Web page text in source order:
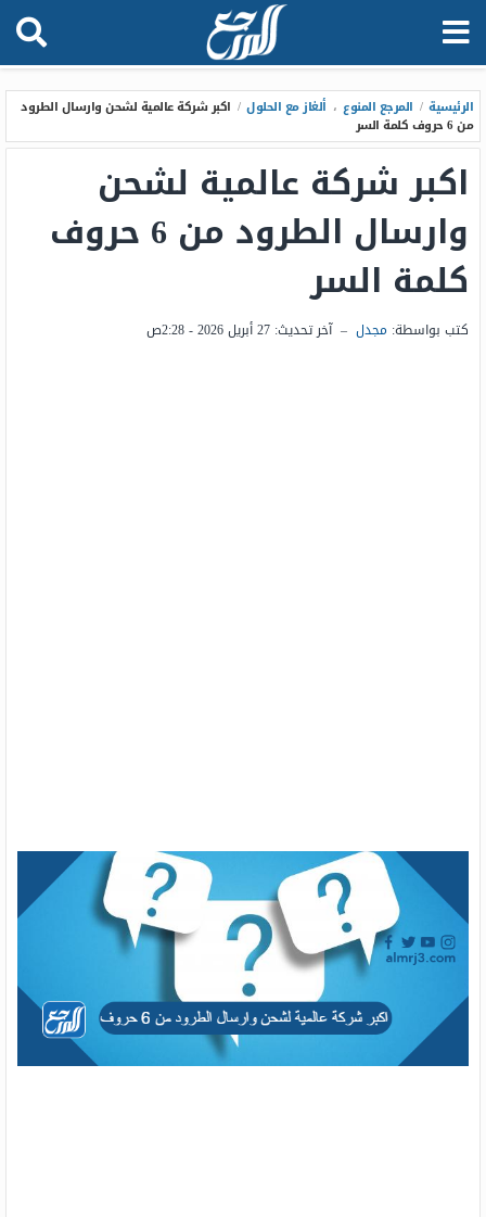
الرئيسية / المرجع المنوع ، ألغاز مع الحلول / اكبر شركة عالمية لشحن وارسال الطرود
من 6 حروف كلمة السر
اكبر شركة عالمية لشحن
وارسال الطرود من 6 حروف
كلمة السر
كتب بواسطة: مجدل – آخر تحديث: 27 أبريل 2026 - 2:28ص